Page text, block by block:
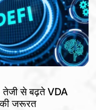
तेजी से बढ़ते VDA
की जरूरत